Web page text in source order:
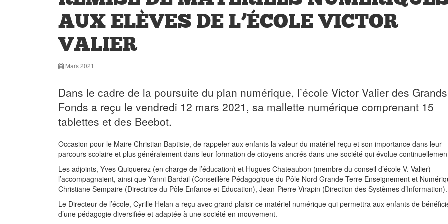
AUX ELÈVES DE L’ÉCOLE VICTOR
VALIER
Mars 2021
Dans le cadre de la poursuite du plan numérique, l’école Victor Valier des
Fonds a reçu le vendredi 12 mars 2021, sa mallette numérique comprenant 15
tablettes et des Beebot.
Occasion pour le Maire Christian Baptiste, de rappeler aux enfants la valeur du matériel reçu et son importance dans leur
parcours scolaire et plus généralement dans leur formation de citoyens ancrés dans une société qui évolue
Les adjoints, Yves Quiquerez (en charge de l’éducation) et Hugues Chateaubon (membre du conseil d’école V. Valier)
l’accompagnaient, ainsi que Yanni Bardail (Conseillère Pédagogique du Pôle Nord Grande-Terre Enseignement et
Christiane Sempaire (Directrice du Pôle Enfance et Education), Jean-Pierre Virapin (Direction des Systèmes d’Information).
Le Directeur de l’école, Cyrille Helan a reçu avec grand plaisir ce matériel numérique qui permettra aux enfants de
d’une pédagogie diversifiée et adaptée à une société en mouvement.